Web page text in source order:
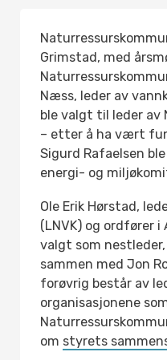
Grimstad, med
Næss, leder av
ble valgt til leder av
– etter å ha vært
Sigurd Rafaelsen
energi- og
Ole Erik Hørstad,
(LNVK) og ordfører
valgt som
sammen med Jon
forøvrig består av
organisasjonene
om styrets